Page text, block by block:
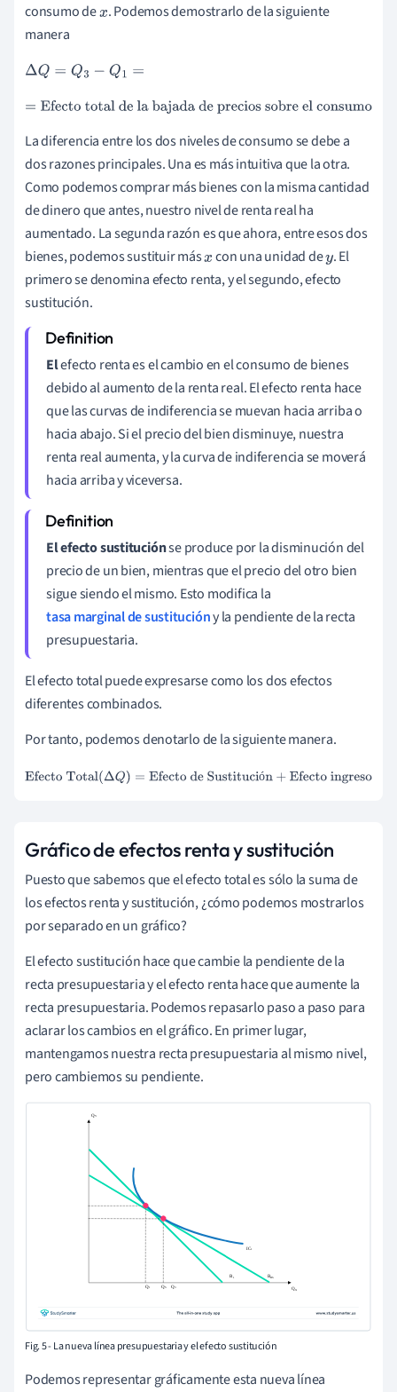
consumo dex . Podemos demostrarlo de la siguiente
manera
ΔQ=Q3−Q1 =
=Efecto total de la bajada de precios sobre el consumo
La diferencia entre los dos niveles de consumo se debe a
dos razones principales. Una es más intuitiva que la otra.
Como podemos comprar más bienes con la misma cantidad
de dinero que antes, nuestro nivel de renta real ha
aumentado. La segunda razón es que ahora, entre esos dos
bienes, podemos sustituir másx con una unidad dey. El
primero se denomina efecto renta, y el segundo, efecto
sustitución.
Elefecto renta es el cambio en el consumo de bienes
debido al aumento de la renta real. El efecto renta hace
que las curvas de indiferencia se muevan hacia arriba o
hacia abajo. Si el precio del bien disminuye, nuestra
renta real aumenta, y la curva de indiferencia se moverá
hacia arriba y viceversa.
El efecto sustituciónse produce por la disminución del
precio de un bien, mientras que el precio del otro bien
sigue siendo el mismo. Esto modifica la
tasa marginal de sustitucióny la pendiente de la recta
presupuestaria.
El efecto total puede expresarse como los dos efectos
diferentes combinados.
Por tanto, podemos denotarlo de la siguiente manera.
ó
Efecto Total(ΔQ)=Efecto de Sustitución+Efecto ingreso
Gráfico de efectos renta y sustitución
Puesto que sabemos que el efecto total es sólo la suma de
los efectos renta y sustitución, ¿cómo podemos mostrarlos
por separado en un gráfico?
El efecto sustitución hace que cambie la pendiente de la
recta presupuestaria y el efecto renta hace que aumente la
recta presupuestaria. Podemos repasarlo paso a paso para
aclarar los cambios en el gráfico. En primer lugar,
mantengamos nuestra recta presupuestaria al mismo nivel,
pero cambiemos su pendiente.
Fig. 5 - La nueva línea presupuestaria y el efecto sustitución
Podemos representar gráficamente esta nueva línea